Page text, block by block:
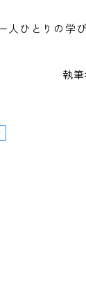
人ひとりの学
執